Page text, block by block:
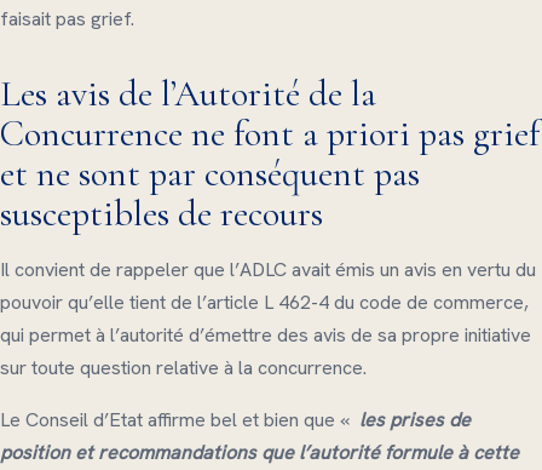
faisait pas grief.
Les avis de l’Autorité de la
Concurrence ne font a priori pas grief
et ne sont par conséquent pas
susceptibles de recours
Il convient de rappeler que l’ADLC avait émis un avis en vertu du
pouvoir qu’elle tient de l’article L 462-4 du code de commerce,
qui permet à l’autorité d’émettre des avis de sa propre initiative
sur toute question relative à la concurrence.
Le Conseil d’Etat affirme bel et bien que « les prises de
position et recommandations que l’autorité formule à cette